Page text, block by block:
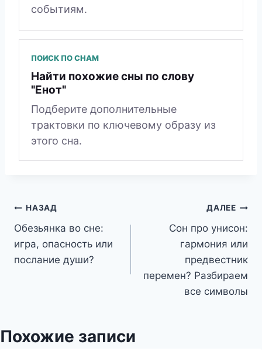
событиям.
ПОИСК ПО СНАМ
Найти похожие сны по слову
"Енот"
Подберите дополнительные
трактовки по ключевому образу из
этого сна.
Навигация
по
записям
НАЗАД
Обезьянка во сне:
игра, опасность или
послание души?
ДАЛЕЕ
Сон про унисон:
гармония или
предвестник
перемен? Разбираем
все символы
Похожие записи